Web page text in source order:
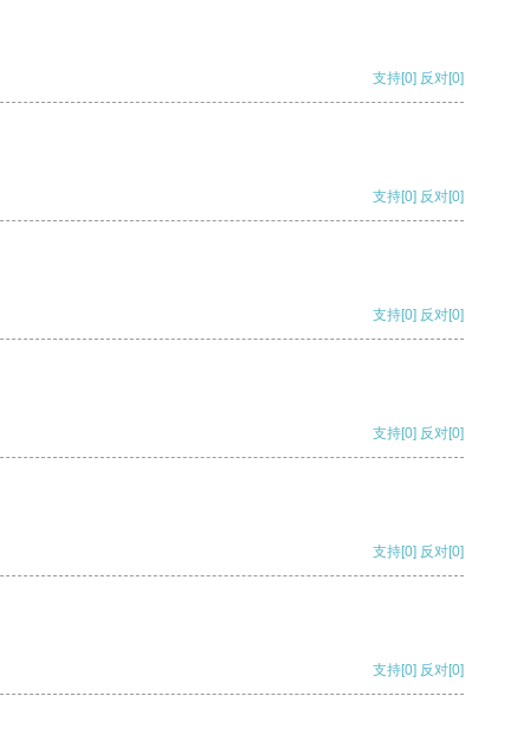
支持[0] 反对[0]
支持[0] 反对[0]
支持[0] 反对[0]
支持[0] 反对[0]
支持[0] 反对[0]
支持[0] 反对[0]